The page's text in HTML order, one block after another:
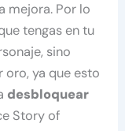
mejora. Por lo
tengas en tu
sino
ya que esto
desbloquear
Story of